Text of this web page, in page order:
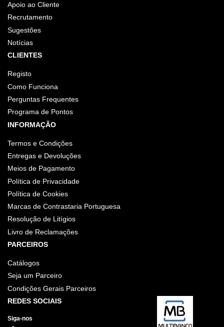
Apoio ao Cliente
Recrutamento
Sugestões
Notícias
CLIENTES
Registo
Como Funciona
Perguntas Frequentes
Programa de Pontos
INFORMAÇÃO
Termos e Condições
Entregas e Devoluções
Meios de Pagamento
Política de Privacidade
Política de Cookies
Marcas de Contrastaria Portuguesa
Resolução de Litígios
Livro de Reclamações
PARCEIROS
Catálogos
Seja um Parceiro
Condições Gerais Parceiros
REDES SOCIAIS
Siga-nos